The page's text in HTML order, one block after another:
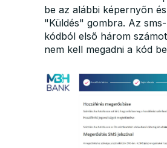
be az alábbi képernyőn
"Küldés" gombra. Az
kódból első három
nem kell megadni a kód